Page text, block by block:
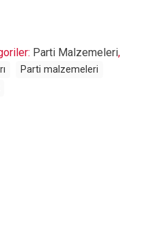
Parti Malzemeleri,
Parti malzemeleri